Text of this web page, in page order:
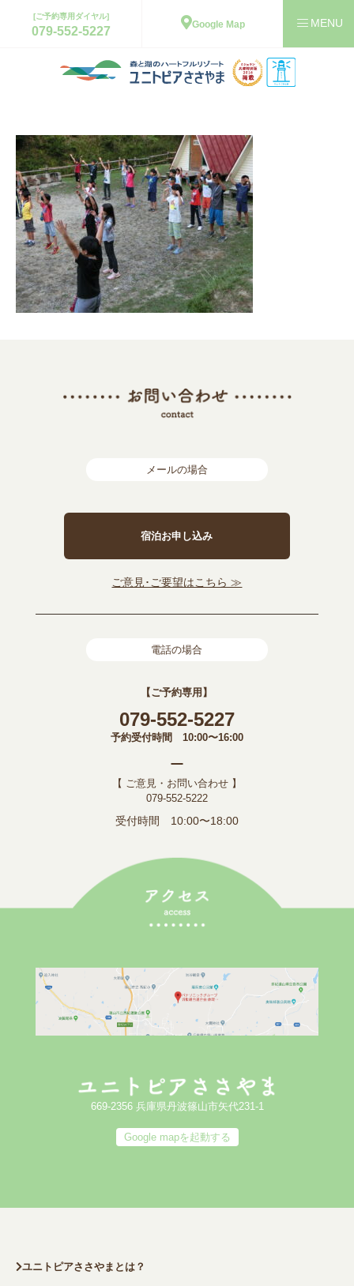
[ご予約専用ダイヤル]
079-552-5227 Google Map
メールの場合
宿泊お申し込み
ご意見･ご要望はこちら ≫
電話の場合
【ご予約専用】
079-552-5227
予約受付時間 10:00〜16:00
【 ご意見・お問い合わせ 】
079-552-5222
受付時間 10:00〜18:00
669-2356 兵庫県丹波篠山市矢代231-1
Google mapを起動する
ユニトピアささやまとは？